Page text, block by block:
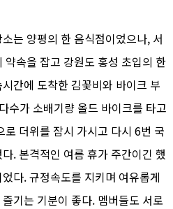
는 양평의 한 음식점이었으나, 서
속을 잡고 강원도 홍성 초입의 한
간에 도착한 김꽃비와 바이크 부
수가 소배기량 올드 바이크를 타고
더위를 잠시 가시고 다시 6번 국
. 본격적인 여름 휴가 주간이긴 했
다. 규정속도를 지키며 여유롭게
기는 기분이 좋다. 멤버들도 서로